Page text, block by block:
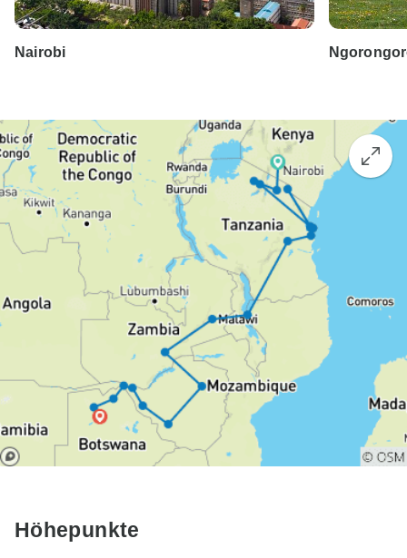
Nairobi
Höhepunkte